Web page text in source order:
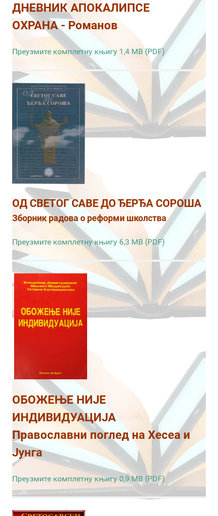
ДНЕВНИК АПОКАЛИПСЕ
ОХРАНА - Романов
Преузмите комплетну књигу 1,4 MB (PDF)
ОД СВЕТОГ САВЕ ДО ЂЕРЂА СОРОША
Зборник радова о реформи школства
Преузмите комплетну књигу 6,3 MB (PDF)
ОБОЖЕЊЕ НИЈЕ
ИНДИВИДУАЦИЈА
Православни поглед на Хесеа и
Јунга
Преузмите комплетну књигу 0,9 MB (PDF)